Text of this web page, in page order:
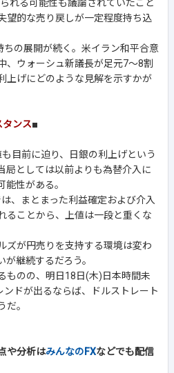
れる可能性も議論されていたこと
望的な売り戻しが一定程度持ち込
ちの展開が続く。米イラン和平合意
、ウォーシュ新議長が足元7～8割
上げにどのような見解を示すかが
ンス■
目前に迫り、日銀の利上げという
局としては以前よりも為替介入に
性がある。
、まとまった利益確定および介入
ることから、上値は一段と重くな
ズが円売りを支持する環境は変わ
継続するだろう。
ものの、明日18日(木)日本時間未
ンドが出るならば、ドルストレート
だ。
や分析はみんなのFXなどでも配信